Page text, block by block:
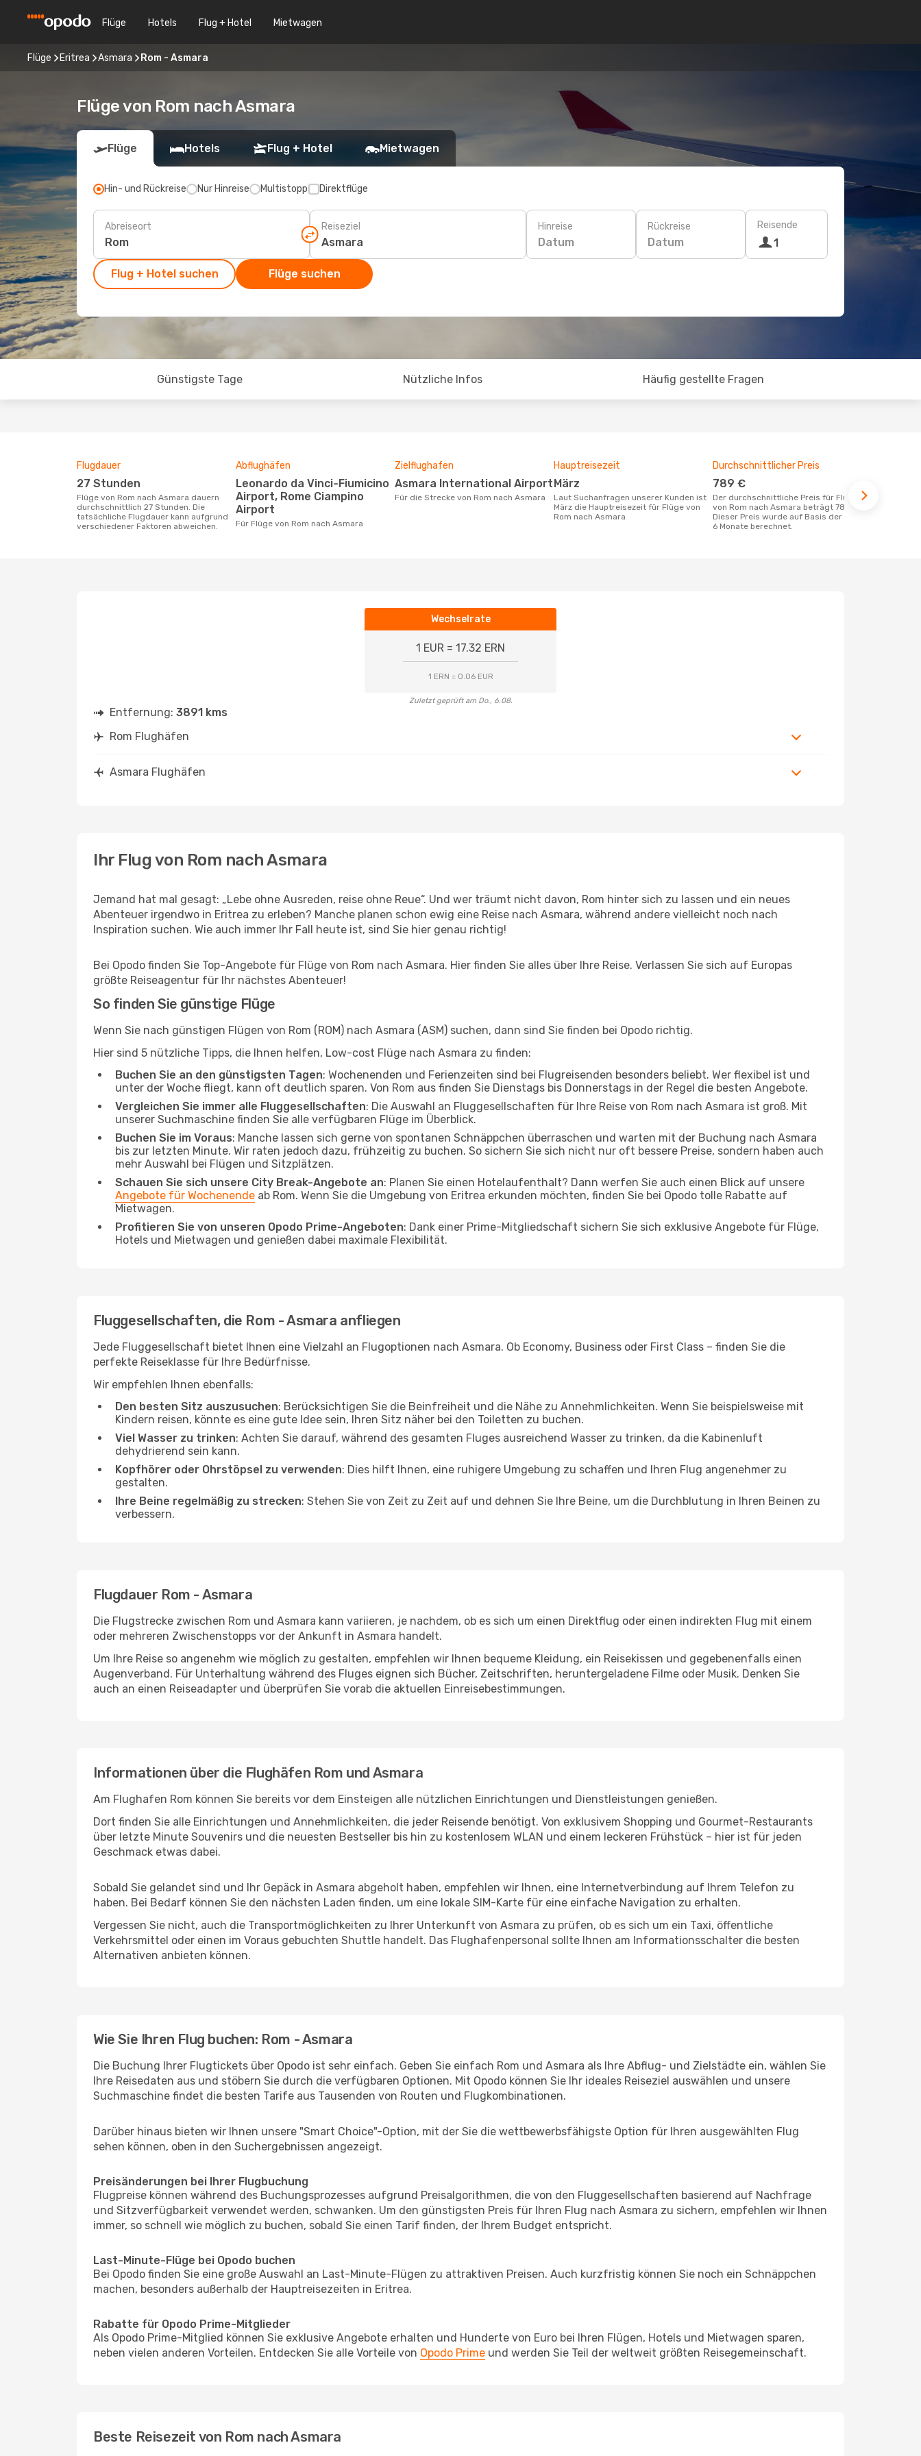
Flüge Hotels Flug + Hotel Mietwagen
Flüge Eritrea Asmara Rom - Asmara
Flüge von Rom nach Asmara
Flüge Hotels Flug + Hotel Mietwagen
Hin- und Rückreise Nur Hinreise Multistopp Direktflüge
Abreiseort Reiseziel Hinreise
Datum
Rückreise
Datum
Reisende
1
Flug + Hotel suchen Flüge suchen
Günstigste Tage Nützliche Infos Häufig gestellte Fragen
Flugdauer
27 Stunden
Flüge von Rom nach Asmara dauern
durchschnittlich 27 Stunden. Die
tatsächliche Flugdauer kann aufgrund
verschiedener Faktoren abweichen.
Abflughäfen
Leonardo da Vinci-Fiumicino
Airport, Rome Ciampino
Airport
Für Flüge von Rom nach Asmara
Zielflughafen
Asmara International Airport
Für die Strecke von Rom nach Asmara
Hauptreisezeit
März
Laut Suchanfragen unserer Kunden ist
März die Hauptreisezeit für Flüge von
Rom nach Asmara
Durchschnittlicher Preis
789 €
Der durchschnittliche Preis für Flüge
von Rom nach Asmara beträgt 789 €.
Dieser Preis wurde auf Basis der letzten
6 Monate berechnet.
Wechselrate
1 EUR = 17.32 ERN
1 ERN = 0.06 EUR
Zuletzt geprüft am Do., 6.08.
Entfernung: 3891 kms
Rom Flughäfen
Asmara Flughäfen
Ihr Flug von Rom nach Asmara
Jemand hat mal gesagt: „Lebe ohne Ausreden, reise ohne Reue“. Und wer träumt nicht davon, Rom hinter sich zu lassen und ein neues
Abenteuer irgendwo in Eritrea zu erleben? Manche planen schon ewig eine Reise nach Asmara, während andere vielleicht noch nach
Inspiration suchen. Wie auch immer Ihr Fall heute ist, sind Sie hier genau richtig!
Bei Opodo finden Sie Top-Angebote für Flüge von Rom nach Asmara. Hier finden Sie alles über Ihre Reise. Verlassen Sie sich auf Europas
größte Reiseagentur für Ihr nächstes Abenteuer!
So finden Sie günstige Flüge
Wenn Sie nach günstigen Flügen von Rom (ROM) nach Asmara (ASM) suchen, dann sind Sie finden bei Opodo richtig.
Hier sind 5 nützliche Tipps, die Ihnen helfen, Low-cost Flüge nach Asmara zu finden:
Buchen Sie an den günstigsten Tagen: Wochenenden und Ferienzeiten sind bei Flugreisenden besonders beliebt. Wer flexibel ist und
unter der Woche fliegt, kann oft deutlich sparen. Von Rom aus finden Sie Dienstags bis Donnerstags in der Regel die besten Angebote.
Vergleichen Sie immer alle Fluggesellschaften: Die Auswahl an Fluggesellschaften für Ihre Reise von Rom nach Asmara ist groß. Mit
unserer Suchmaschine finden Sie alle verfügbaren Flüge im Überblick.
Buchen Sie im Voraus: Manche lassen sich gerne von spontanen Schnäppchen überraschen und warten mit der Buchung nach Asmara
bis zur letzten Minute. Wir raten jedoch dazu, frühzeitig zu buchen. So sichern Sie sich nicht nur oft bessere Preise, sondern haben auch
mehr Auswahl bei Flügen und Sitzplätzen.
Schauen Sie sich unsere City Break-Angebote an: Planen Sie einen Hotelaufenthalt? Dann werfen Sie auch einen Blick auf unsere
Angebote für Wochenende ab Rom. Wenn Sie die Umgebung von Eritrea erkunden möchten, finden Sie bei Opodo tolle Rabatte auf
Mietwagen.
Profitieren Sie von unseren Opodo Prime-Angeboten: Dank einer Prime-Mitgliedschaft sichern Sie sich exklusive Angebote für Flüge,
Hotels und Mietwagen und genießen dabei maximale Flexibilität.
Fluggesellschaften, die Rom - Asmara anfliegen
Jede Fluggesellschaft bietet Ihnen eine Vielzahl an Flugoptionen nach Asmara. Ob Economy, Business oder First Class – finden Sie die
perfekte Reiseklasse für Ihre Bedürfnisse.
Wir empfehlen Ihnen ebenfalls:
Den besten Sitz auszusuchen: Berücksichtigen Sie die Beinfreiheit und die Nähe zu Annehmlichkeiten. Wenn Sie beispielsweise mit
Kindern reisen, könnte es eine gute Idee sein, Ihren Sitz näher bei den Toiletten zu buchen.
Viel Wasser zu trinken: Achten Sie darauf, während des gesamten Fluges ausreichend Wasser zu trinken, da die Kabinenluft
dehydrierend sein kann.
Kopfhörer oder Ohrstöpsel zu verwenden: Dies hilft Ihnen, eine ruhigere Umgebung zu schaffen und Ihren Flug angenehmer zu
gestalten.
Ihre Beine regelmäßig zu strecken: Stehen Sie von Zeit zu Zeit auf und dehnen Sie Ihre Beine, um die Durchblutung in Ihren Beinen zu
verbessern.
Flugdauer Rom - Asmara
Die Flugstrecke zwischen Rom und Asmara kann variieren, je nachdem, ob es sich um einen Direktflug oder einen indirekten Flug mit einem
oder mehreren Zwischenstopps vor der Ankunft in Asmara handelt.
Um Ihre Reise so angenehm wie möglich zu gestalten, empfehlen wir Ihnen bequeme Kleidung, ein Reisekissen und gegebenenfalls einen
Augenverband. Für Unterhaltung während des Fluges eignen sich Bücher, Zeitschriften, heruntergeladene Filme oder Musik. Denken Sie
auch an einen Reiseadapter und überprüfen Sie vorab die aktuellen Einreisebestimmungen.
Informationen über die Flughäfen Rom und Asmara
Am Flughafen Rom können Sie bereits vor dem Einsteigen alle nützlichen Einrichtungen und Dienstleistungen genießen.
Dort finden Sie alle Einrichtungen und Annehmlichkeiten, die jeder Reisende benötigt. Von exklusivem Shopping und Gourmet-Restaurants
über letzte Minute Souvenirs und die neuesten Bestseller bis hin zu kostenlosem WLAN und einem leckeren Frühstück – hier ist für jeden
Geschmack etwas dabei.
Sobald Sie gelandet sind und Ihr Gepäck in Asmara abgeholt haben, empfehlen wir Ihnen, eine Internetverbindung auf Ihrem Telefon zu
haben. Bei Bedarf können Sie den nächsten Laden finden, um eine lokale SIM-Karte für eine einfache Navigation zu erhalten.
Vergessen Sie nicht, auch die Transportmöglichkeiten zu Ihrer Unterkunft von Asmara zu prüfen, ob es sich um ein Taxi, öffentliche
Verkehrsmittel oder einen im Voraus gebuchten Shuttle handelt. Das Flughafenpersonal sollte Ihnen am Informationsschalter die besten
Alternativen anbieten können.
Wie Sie Ihren Flug buchen: Rom - Asmara
Die Buchung Ihrer Flugtickets über Opodo ist sehr einfach. Geben Sie einfach Rom und Asmara als Ihre Abflug- und Zielstädte ein, wählen Sie
Ihre Reisedaten aus und stöbern Sie durch die verfügbaren Optionen. Mit Opodo können Sie Ihr ideales Reiseziel auswählen und unsere
Suchmaschine findet die besten Tarife aus Tausenden von Routen und Flugkombinationen.
Darüber hinaus bieten wir Ihnen unsere "Smart Choice"-Option, mit der Sie die wettbewerbsfähigste Option für Ihren ausgewählten Flug
sehen können, oben in den Suchergebnissen angezeigt.
Preisänderungen bei Ihrer Flugbuchung
Flugpreise können während des Buchungsprozesses aufgrund Preisalgorithmen, die von den Fluggesellschaften basierend auf Nachfrage
und Sitzverfügbarkeit verwendet werden, schwanken. Um den günstigsten Preis für Ihren Flug nach Asmara zu sichern, empfehlen wir Ihnen
immer, so schnell wie möglich zu buchen, sobald Sie einen Tarif finden, der Ihrem Budget entspricht.
Last-Minute-Flüge bei Opodo buchen
Bei Opodo finden Sie eine große Auswahl an Last-Minute-Flügen zu attraktiven Preisen. Auch kurzfristig können Sie noch ein Schnäppchen
machen, besonders außerhalb der Hauptreisezeiten in Eritrea.
Rabatte für Opodo Prime-Mitglieder
Als Opodo Prime-Mitglied können Sie exklusive Angebote erhalten und Hunderte von Euro bei Ihren Flügen, Hotels und Mietwagen sparen,
neben vielen anderen Vorteilen. Entdecken Sie alle Vorteile von Opodo Prime und werden Sie Teil der weltweit größten Reisegemeinschaft.
Beste Reisezeit von Rom nach Asmara